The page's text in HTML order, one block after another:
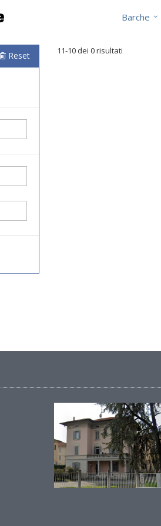
Barche
Reset 11-10 dei 0 risultati